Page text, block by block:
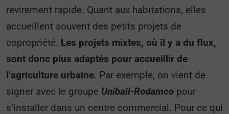
revirement rapide. Quant aux habitations, elles
accueillent souvent des petits projets de
copropriété. Les projets mixtes, où il y a du flux,
sont donc plus adaptés pour accueillir de
l’agriculture urbaine. Par exemple, on vient de
signer avec le groupe Unibail-Rodamco pour
s’installer dans un centre commercial. Pour ce qui